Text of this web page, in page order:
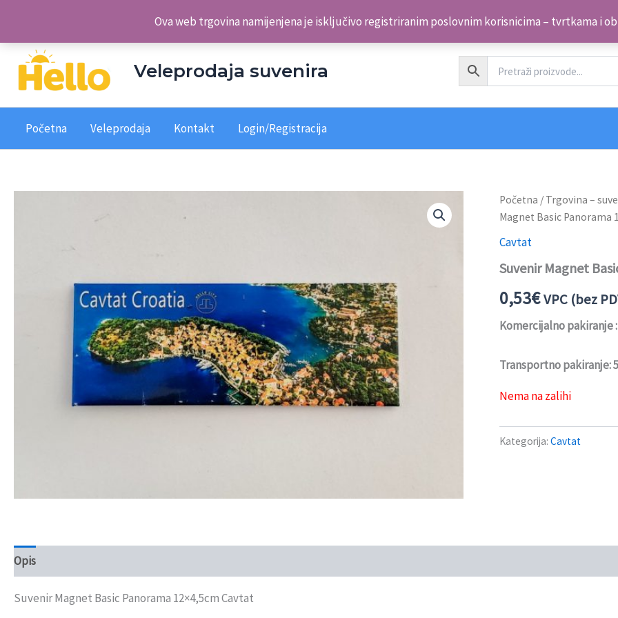
Ova web trgovina namijenjena je isključivo registriranim poslovnim korisnicima – tvrtkama i
content
Veleprodaja suvenira
Početna Veleprodaja Kontakt Login/Registracija
Početna / Trgovina –
Magnet Basic Panorama
Cavtat
Suvenir Magnet
0,53€VPC (bez
Komercijalno pakiranje
Transportno pakiranje:
Nema na zalihi
Kategorija:Cavtat
Opis
Suvenir Magnet Basic Panorama 12×4,5cm Cavtat